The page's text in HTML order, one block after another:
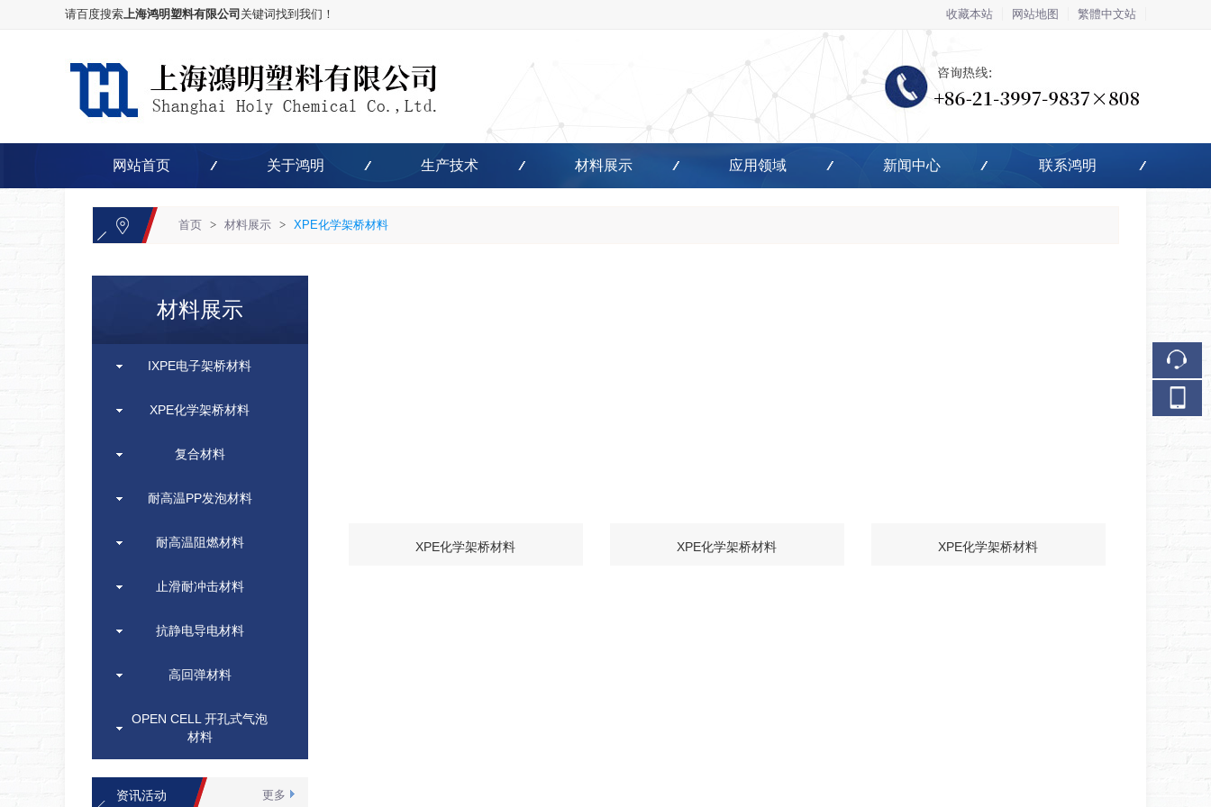
请百度搜索上海鸿明塑料有限公司 关键词找到我们！ 收藏本站 网站地图 繁體中文站
网站首页 关于鸿明 生产技术 材料展示 应用领域 新闻中心 联系鸿明
首页 > 材料展示 > XPE化学架桥材料
材料展示
IXPE电子架桥材料
XPE化学架桥材料
复合材料
耐高温PP发泡材料
耐高温阻燃材料
止滑耐冲击材料
抗静电导电材料
高回弹材料
OPEN CELL 开孔式气泡
材料
更多
资讯活动
XPE化学架桥材料 XPE化学架桥材料 XPE化学架桥材料